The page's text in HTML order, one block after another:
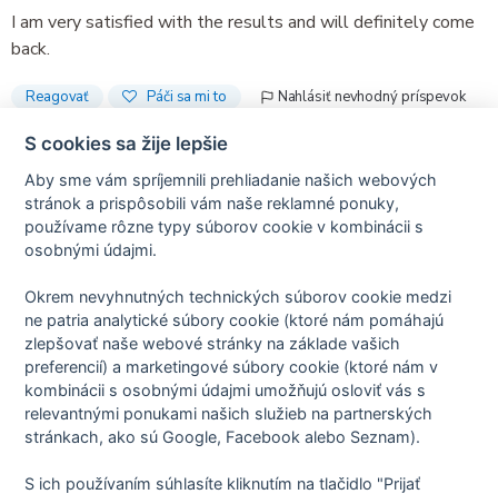
I am very satisfied with the results and will definitely come
back.
Reagovať Páči sa mi to Nahlásiť nevhodný príspevok
Recenzie sú iba od skutočných pacientov.
Predchádzajúca recenzia
Zásady spracovania osobných údajov
Zmluvné podmienky
O nás
S cookies sa žije lepšie
Aby sme vám spríjemnili prehliadanie našich webových
stránok a prispôsobili vám naše reklamné ponuky,
používame rôzne typy súborov cookie v kombinácii s
osobnými údajmi.
Okrem nevyhnutných technických súborov cookie medzi
ne patria analytické súbory cookie (ktoré nám pomáhajú
zlepšovať naše webové stránky na základe vašich
preferencií) a marketingové súbory cookie (ktoré nám v
kombinácii s osobnými údajmi umožňujú osloviť vás s
relevantnými ponukami našich služieb na partnerských
stránkach, ako sú Google, Facebook alebo Seznam).
S ich používaním súhlasíte kliknutím na tlačidlo "Prijať